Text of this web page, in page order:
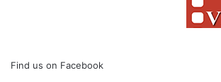
Find us on Facebook